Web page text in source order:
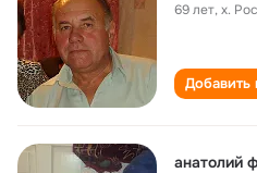
69 лет,х.
Добавить
анатолий